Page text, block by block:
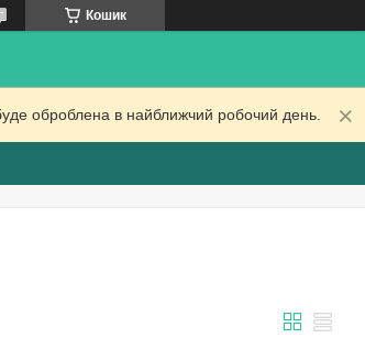
Кошик
оброблена в найближчий робочий день.